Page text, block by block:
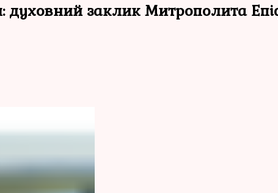
духовний заклик Митрополита